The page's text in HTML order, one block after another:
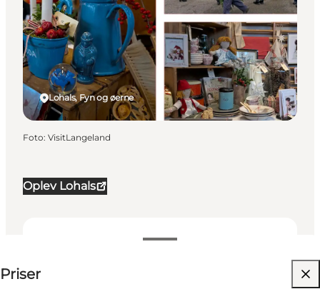
Oplev Lohals
Priser
Lohals, Fyn og øerne
Foto: VisitLangeland